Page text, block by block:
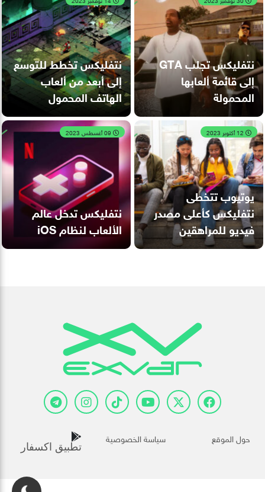
نتفليكس تجلب GTA
إلى قائمة ألعابها
المحمولة
نتفليكس تخطط للتوسع
إلى أبعد من ألعاب
الهاتف المحمول
يوتيوب تتخطى
نتفليكس كأعلى مصدر
فيديو للمراهقين
نتفليكس تدخل عالم
الألعاب لنظام iOS
حول الموقع سياسة الخصوصية
تطبيق اكسفار